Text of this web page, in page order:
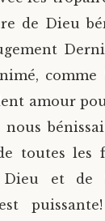
de Dieu
comme
amour
toutes les
et de